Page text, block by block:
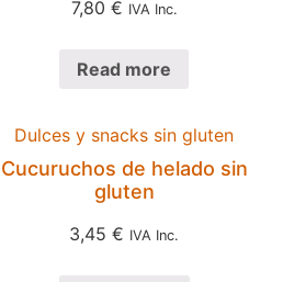
7,80 € IVA Inc.
Read more
Dulces y snacks sin gluten
Cucuruchos de helado sin
gluten
3,45 € IVA Inc.